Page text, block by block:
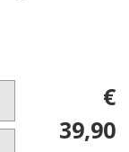
€
39,90